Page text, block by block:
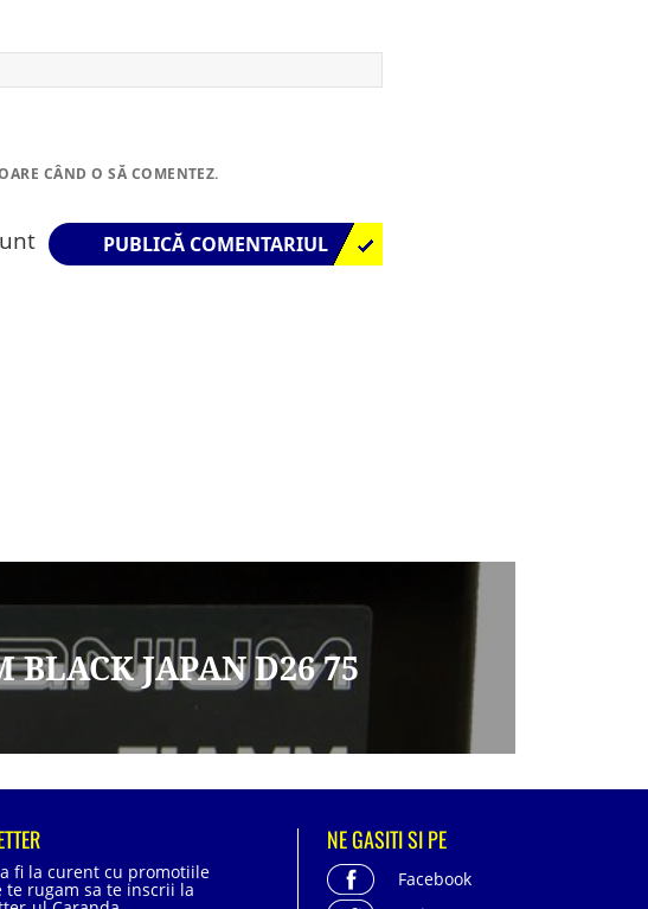
CÂND O SĂ COMENTEZ.
JAPAN D26 75
fi la curent cu promotiile
te rugam sa te inscrii la
NE GASITI SI PE
Facebook